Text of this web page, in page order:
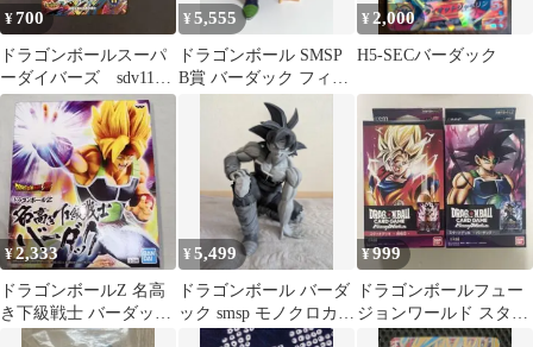
¥700
ドラゴンボールスーパ
ーダイバーズ sdv11-
068 バーダック:ゼノ
¥5,555
ドラゴンボール SMSP
B賞 バーダック フィギ
¥2,000
H5-SECバーダック
¥2,333
ドラゴンボールZ 名高
き下級戦士 バーダック
フィギュア
¥5,499
ドラゴンボール バーダ
ック smsp モノクロカラ
ーver 箱無し
¥999
ドラゴンボールフュー
ジョンワールド スター
トデッキ 孫悟空 バーダ